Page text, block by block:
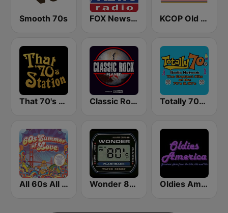
Smooth 70s FOX News Radio KCOP Old School 104.7 FM
That 70's Station Classic Rock Planet Totally 70s Radio Network
All 60s All The Time Wonder 80's Oldies America